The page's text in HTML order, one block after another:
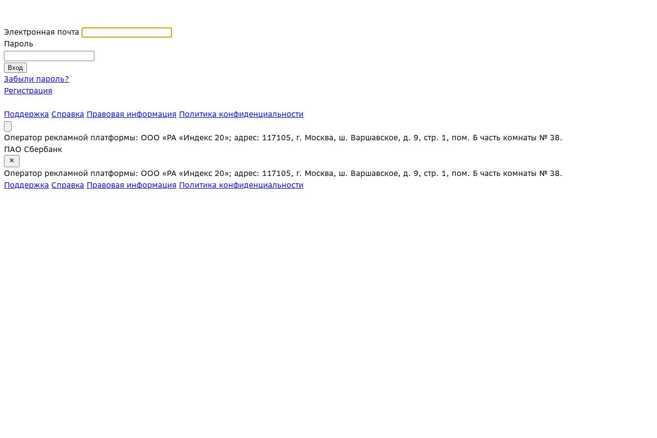
Электронная почта
Пароль
Забыли пароль?
Регистрация
Поддержка Справка Правовая информация Политика конфиденциальности
Оператор рекламной платформы: ООО «РА «Индекс 20»; адрес: 117105, г. Москва, ш. Варшавское, д. 9, стр. 1, пом. Б часть комнаты № 38.
ПАО Сбербанк
Оператор рекламной платформы: ООО «РА «Индекс 20»; адрес: 117105, г. Москва, ш. Варшавское, д. 9, стр. 1, пом. Б часть комнаты № 38.
Поддержка Справка Правовая информация Политика конфиденциальности